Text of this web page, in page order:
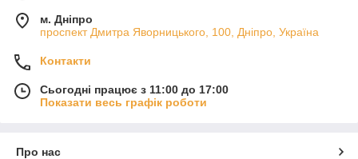
м. Дніпро
проспект Дмитра Яворницького, 100, Дніпро, Україна
Контакти
Сьогодні працює з 11:00 до 17:00
Показати весь графік роботи
Про нас